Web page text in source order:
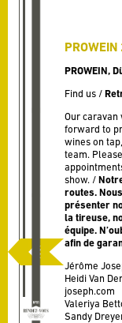
PROWEIN,
Find us /
Our caravan
forward to
wines on
team.
show. /
routes.
présenter
la tireuse,
équipe.
afin de
Jérôme
Heidi Van
joseph.com
Valeriya
Sandy